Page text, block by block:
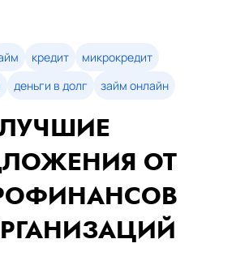
кредит
микрокредит
деньги в долг займ онлайн
ОТ